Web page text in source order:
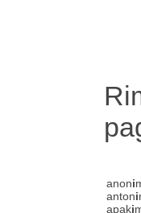
anoni
antoni
apaki